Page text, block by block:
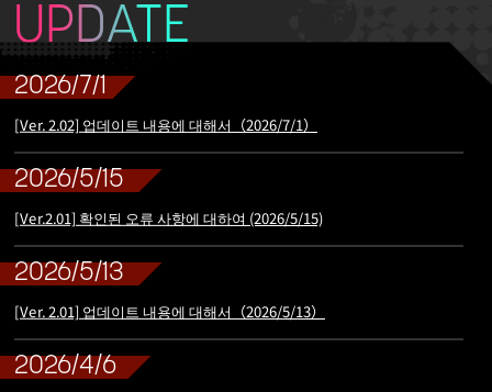
UPDATE
2026/7/1
[Ver. 2.02] 업데이트 내용에 대해서（2026/7/1）
2026/5/15
[Ver.2.01] 확인된 오류 사항에 대하여 (2026/5/15)
2026/5/13
[Ver. 2.01] 업데이트 내용에 대해서（2026/5/13）
2026/4/6